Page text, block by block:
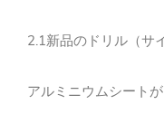
2.1新品のドリル（サ
アルミニウムシート